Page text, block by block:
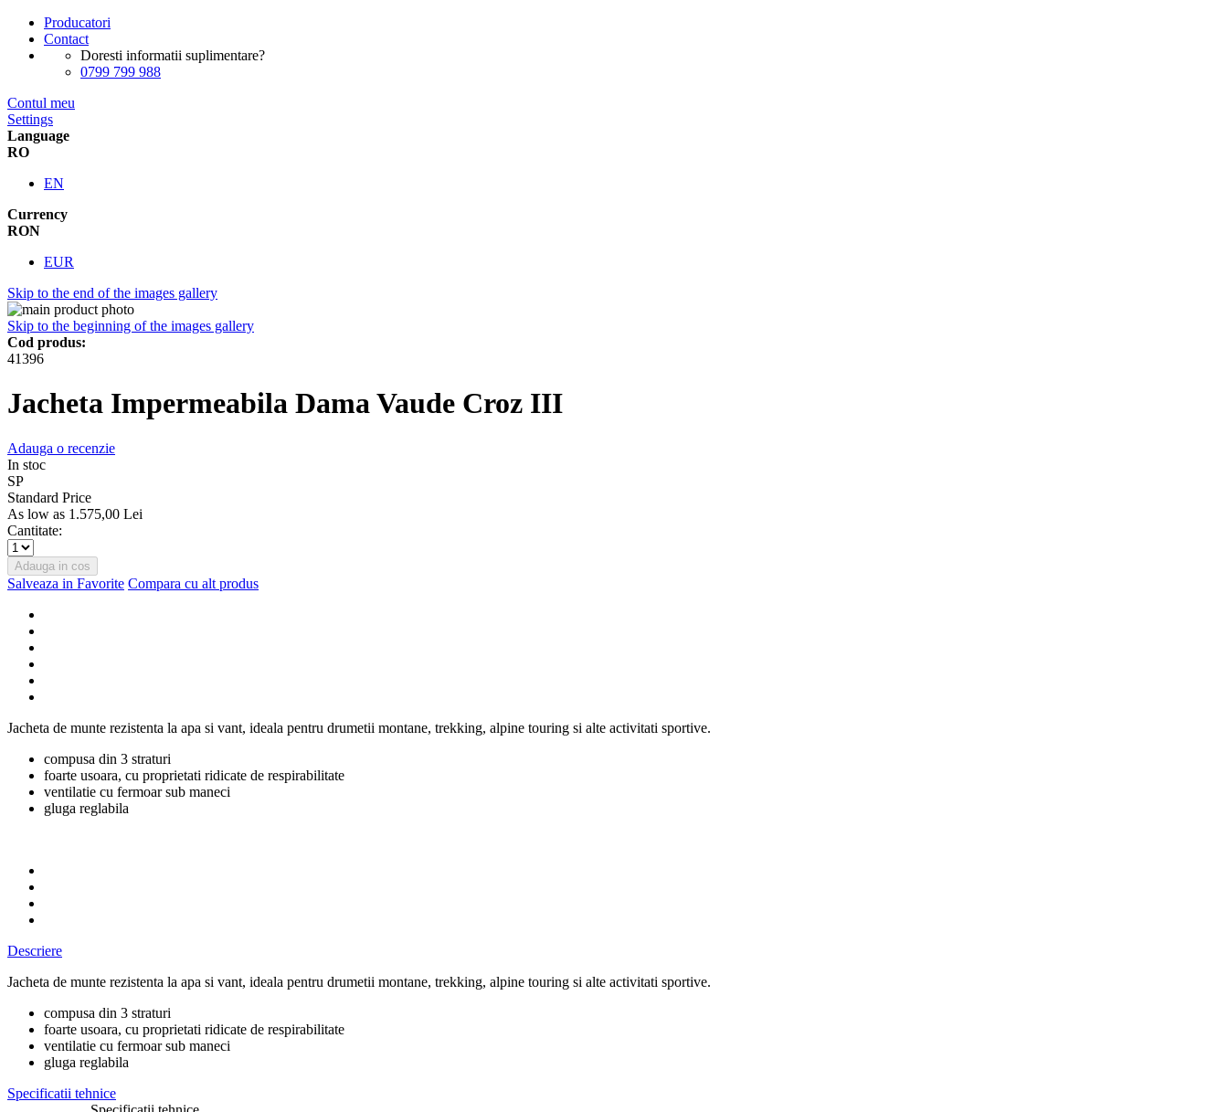
Producatori
Contact
Doresti informatii suplimentare?
0799 799 988
Contul meu
Settings
Language
RO
EN
Currency
RON
EUR
Skip to the end of the images gallery
Skip to the beginning of the images gallery
Cod produs:
41396
Jacheta Impermeabila Dama Vaude Croz III
Adauga o recenzie
In stoc
SP
Standard Price
As low as 1.575,00 Lei
Cantitate:
Adauga in cos
Salveaza in Favorite Compara cu alt produs
Jacheta de munte rezistenta la apa si vant, ideala pentru drumetii montane, trekking, alpine touring si alte activitati sportive.
compusa din 3 straturi
foarte usoara, cu proprietati ridicate de respirabilitate
ventilatie cu fermoar sub maneci
gluga reglabila
Descriere
Jacheta de munte rezistenta la apa si vant, ideala pentru drumetii montane, trekking, alpine touring si alte activitati sportive.
compusa din 3 straturi
foarte usoara, cu proprietati ridicate de respirabilitate
ventilatie cu fermoar sub maneci
gluga reglabila
Specificatii tehnice